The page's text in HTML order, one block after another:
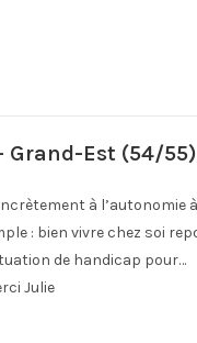
Grand-Est (54/
à l’autonomie
: bien vivre chez soi
de handicap pour…
Julie